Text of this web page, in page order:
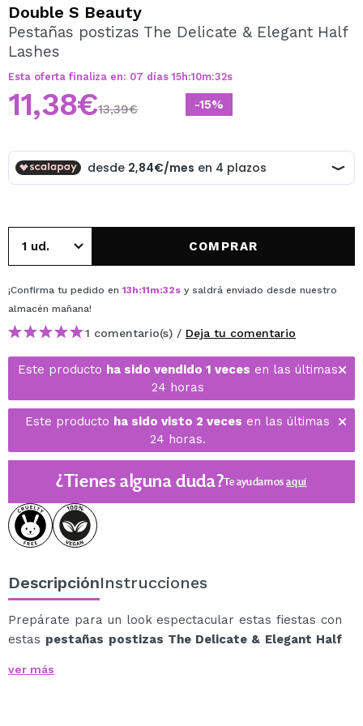
Al crear una cuenta en Maquillalia.com podrás realizar
tus compras rápidamente, revisar el estado de tus
Double S Beauty
Pestañas postizas The Delicate & Elegant Half
Lashes
Esta oferta finaliza en: 07 días 15h:10m:32s
-15%
11,38€13,39€
COMPRAR
¡Confirma tu pedido en 13h:11m:32s y saldrá enviado desde nuestro
almacén mañana!
1 comentario(s) / Deja tu comentario
Este producto ha sido vendido 1 veces en las últimas
24 horas
Este producto ha sido visto 2 veces en las últimas
24 horas.
¿Tienes alguna duda?Te ayudamosaquí
DescripciónInstrucciones
Prepárate para un look espectacular estas fiestas con
estas pestañas postizas The Delicate & Elegant Half
Estas pestañas postizas son ideales para crear una
ver más